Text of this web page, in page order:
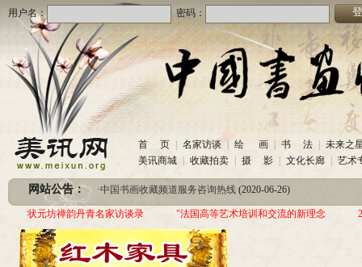
用户名： 密码：
首 页 名家访谈 绘 画 书 法
未来之
美讯商城
收藏拍卖 摄 影 文化长廊 艺术
网站公告：
美讯网诚招合作伙伴
·中国书画收藏频道服务咨询热线 (2020-06-26)
·圆梦助学 爱心传递—中国当代实力派书画家作品交流展暨三年帮助100位贫困儿童行动
· 美讯网诚招合作伙伴 (2020-10-26)
中国书画收藏频道服务咨询热线
·圆梦助学 爱心传递—中国当代实力派书画家作品交流展暨三年帮助100位贫困儿童行动
状元坊禅韵丹青名家访谈录 "法国高等艺术培训和交流的新理念